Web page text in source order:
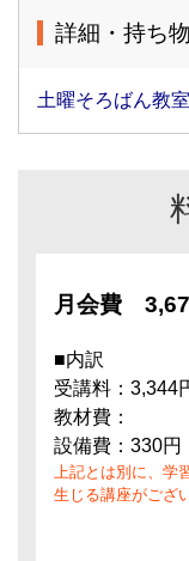
詳細・持ち物
土曜そろばん教
月会費
■内訳
受講料：3,344
教材費：
設備費：330円
上記とは別に、学
生じる講座がござ